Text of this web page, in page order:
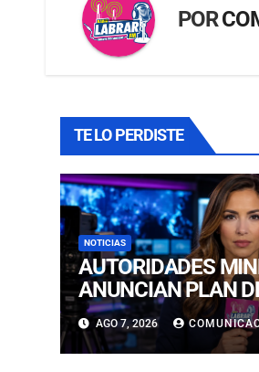
POR
TE LO PERDISTE
NOTICIAS
AUTORIDADES
ANUNCIAN PLAN
EXTRAORDINARIO
REACTIVAR
EN COQUIMBO Y
AGO 7, 2026